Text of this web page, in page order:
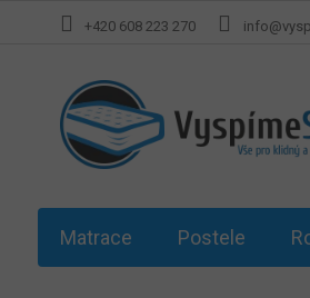
+420 608 223 270
Matrace Postele